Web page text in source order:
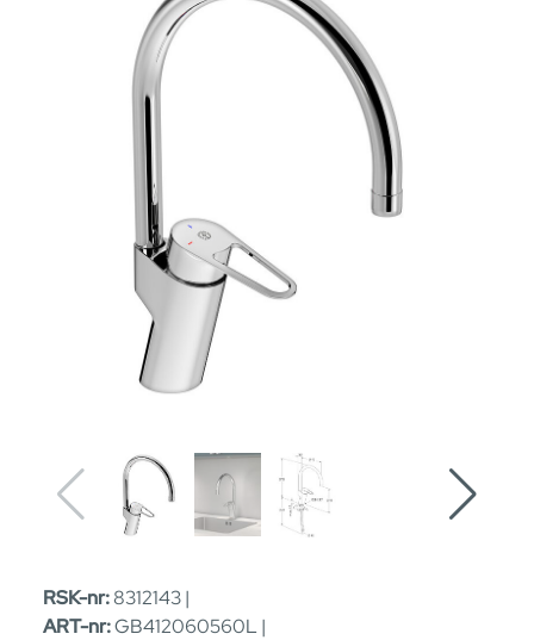
RSK-nr:8312143 |
ART-nr:GB412060560L |